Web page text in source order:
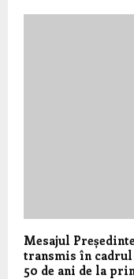
Mesajul
transmis în cadrul
50 de ani de la